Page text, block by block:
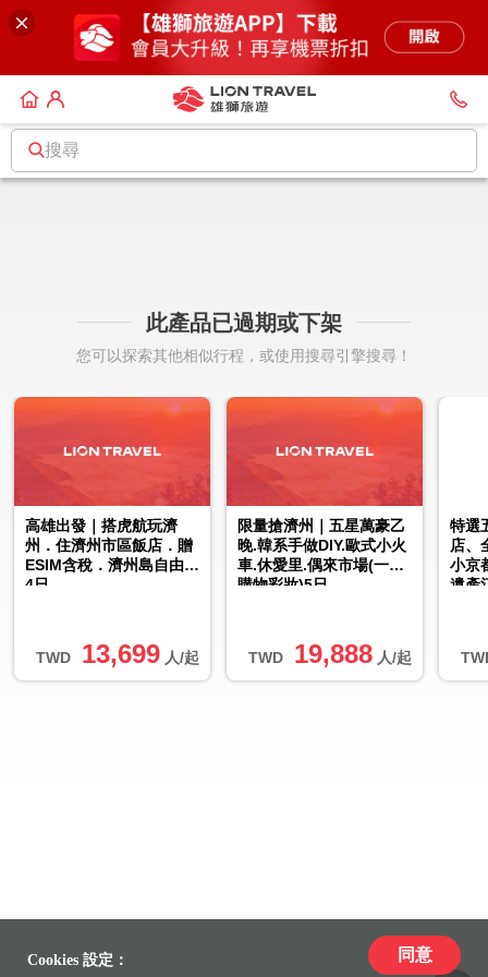
搜尋
此產品已過期或下架
您可以探索其他相似行程，或使用搜尋引擎搜尋！
TWD 13,699 人/起
高雄出發｜搭虎航玩濟
州．住濟州市區飯店．贈
ESIM含稅．濟州島自由行
4日
TWD 19,888 人/起
限量搶濟州｜五星萬豪乙
晚.韓系手做DIY.歐式小火
車.休愛里.偶來市場(一站
購物彩妝)5日
特選
店、
小京
遺產
Cookies 設定： 同意